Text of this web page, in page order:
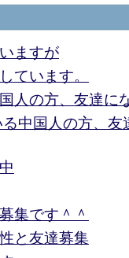
ますが
ています。
人の方、友達に
中国人の方、友
集です＾＾
と友達募集